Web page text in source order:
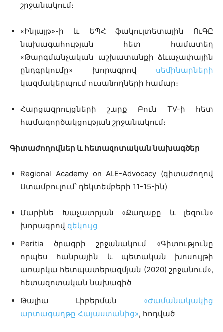
շրջանակում։
«Ինլայթ»-ի և ԵՊՀ ֆակուլտետային ՈւԳԸ
նախագահության հետ համատեղ
«Թարգմանչական աշխատանքի ձևաչափային
ընդգրկումը» խորագրով սեմինարների
կազմակերպում ուսանողների համար։
Հարցազրույցների շարք Բուն TV-ի հետ
համագործակցության շրջանակում։
Գիտաժողովներ և հետազոտական նախագծեր
Regional Academy on ALE-Advocacy (գիտաժողով
Ստամբուլում՝ դեկտեմբերի 11-15-ին)
Մարինե Խաչատրյան «Քաղաքը և լեզուն»
խորագրով զեկույց
Peritia ծրագրի շրջանակում «Գիտությունը
որպես հանրային և պետական խոսույթի
առարկա հետպատերազմյան (2020) շրջանում»,
հետազոտական նախագիծ
Թալիա Լիբերման «Ժամանակակից
արտագաղթը Հայաստանից», հոդված